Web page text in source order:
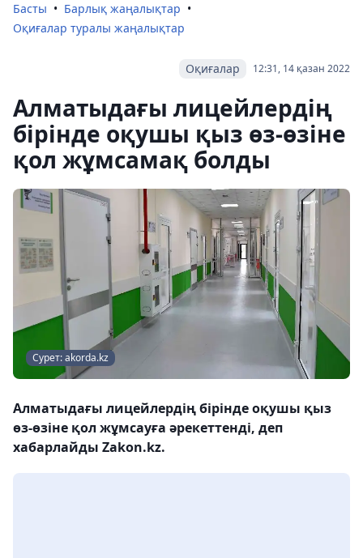
Басты
Барлық жаңалықтар
Оқиғалар туралы жаңалықтар
12:31, 14 қазан 2022
Оқиғалар
Алматыдағы лицейлердің
бірінде оқушы қыз өз-өзіне
қол жұмсамақ болды
Сурет: akorda.kz
Алматыдағы лицейлердің бірінде оқушы қыз
өз-өзіне қол жұмсауға әрекеттенді, деп
хабарлайды Zakon.kz.